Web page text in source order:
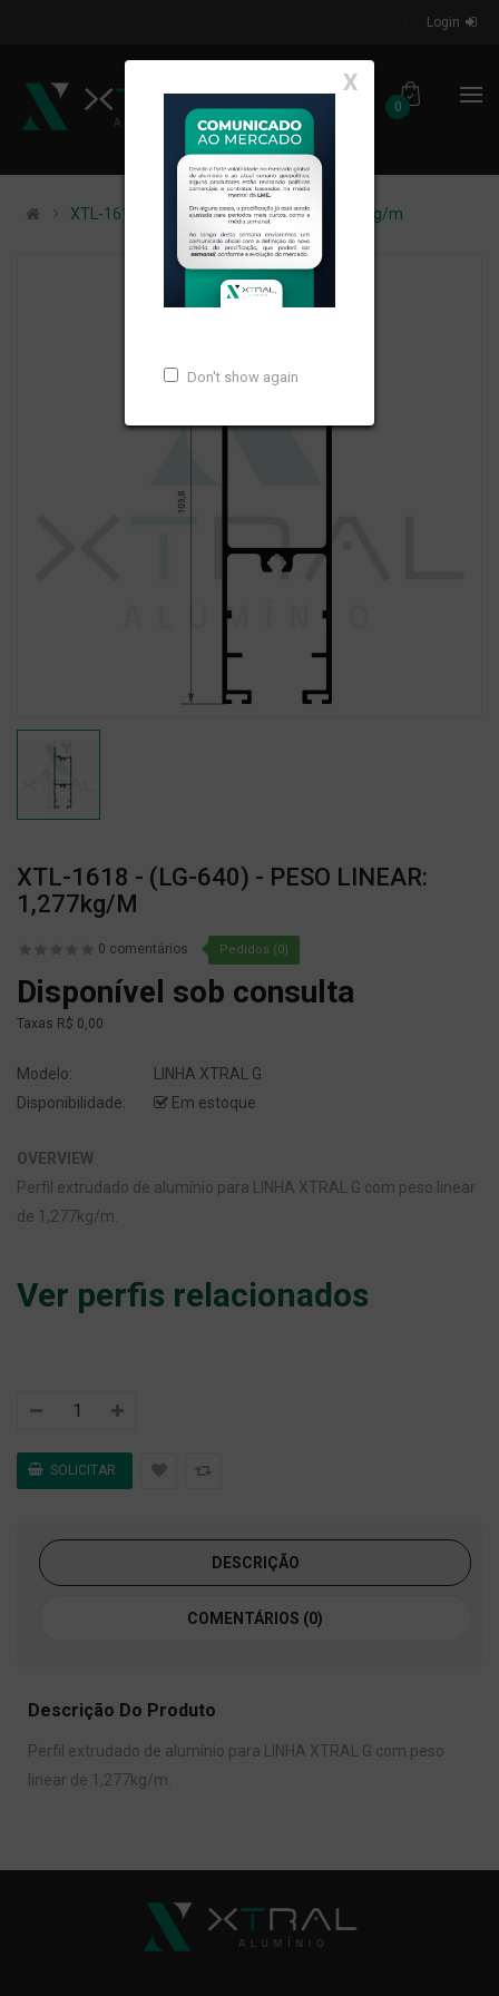
Login
0
X
Don't show again
XTL-1618 - (LG-640) - PESO LINEAR: 1,277kg/m
XTL-1618 - (LG-640) - PESO LINEAR:
1,277kg/m
0 comentários Pedidos (0)
Disponível sob consulta
Taxas R$ 0,00
Modelo:
LINHA XTRAL G
Disponibilidade:
Em estoque
OVERVIEW
Perfil extrudado de alumínio para LINHA XTRAL G com peso linear
de 1,277kg/m.
Ver perfis relacionados
DESCRIÇÃO
COMENTÁRIOS (0)
Descrição Do Produto
Perfil extrudado de alumínio para LINHA XTRAL G com peso
linear de 1,277kg/m.